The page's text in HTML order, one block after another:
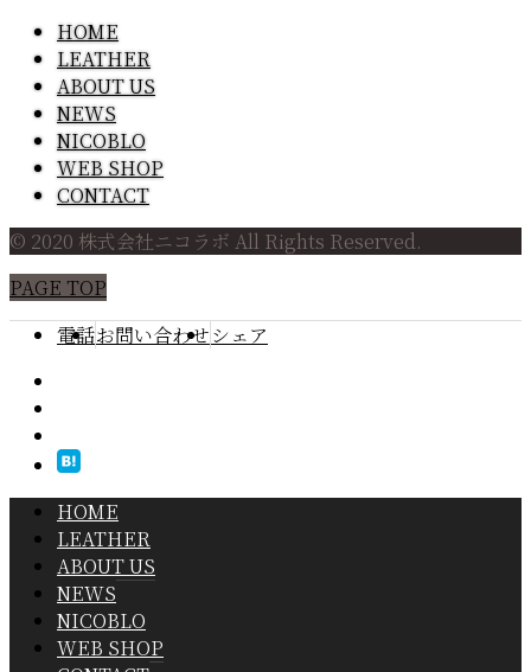
HOME
LEATHER
ABOUT US
NEWS
NICOBLO
WEB SHOP
CONTACT
© 2020 株式会社ニコラボ All Rights Reserved.
PAGE TOP
電話お問い合わせシェア
HOME
LEATHER
ABOUT US
NEWS
NICOBLO
WEB SHOP